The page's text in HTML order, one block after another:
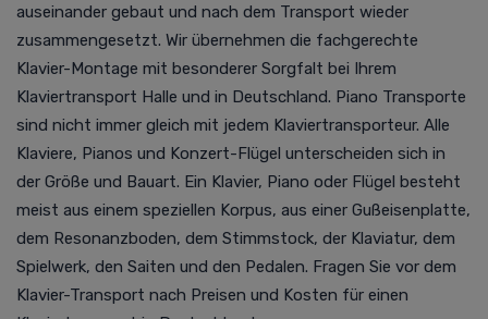
auseinander gebaut und nach dem Transport wieder
zusammengesetzt. Wir übernehmen die fachgerechte
Klavier-Montage mit besonderer Sorgfalt bei Ihrem
Klaviertransport Halle und in Deutschland. Piano Transporte
sind nicht immer gleich mit jedem Klaviertransporteur. Alle
Klaviere, Pianos und Konzert-Flügel unterscheiden sich in
der Größe und Bauart. Ein Klavier, Piano oder Flügel besteht
meist aus einem speziellen Korpus, aus einer Gußeisenplatte,
dem Resonanzboden, dem Stimmstock, der Klaviatur, dem
Spielwerk, den Saiten und den Pedalen. Fragen Sie vor dem
Klavier-Transport nach Preisen und Kosten für einen